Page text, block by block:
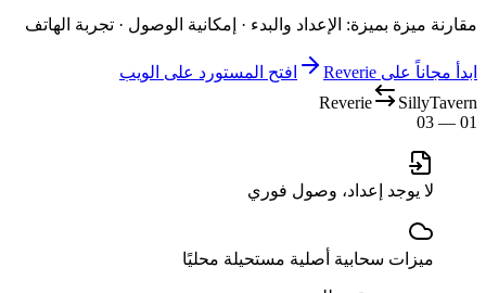
مقارنة ميزة بميزة: الإعداد والبدء · إمكانية الوصول · تجربة الهاتف
ابدأ مجاناً على Reverie
افتح المستورد على الويب
Reverie
SillyTavern
01 — 03
لا يوجد إعداد، وصول فوري
ميزات سحابية أصلية مستحيلة محليًا